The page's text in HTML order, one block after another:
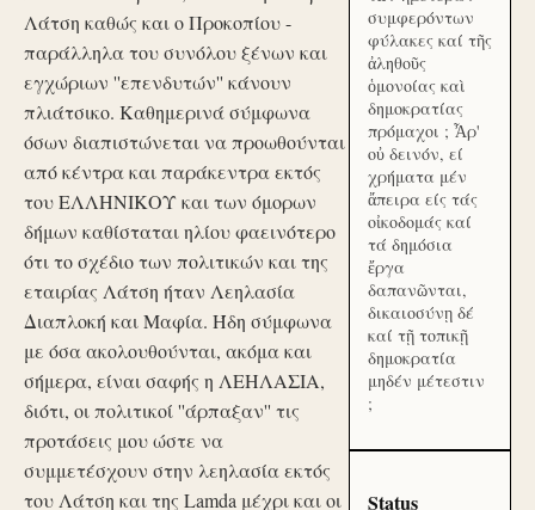
Λάτση καθώς και ο Προκοπίου -
παράλληλα του συνόλου ξένων και
εγχώριων ''επενδυτών'' κάνουν
πλιάτσικο. Καθημερινά σύμφωνα
όσων διαπιστώνεται να προωθούνται
από κέντρα και παράκεντρα εκτός
του ΕΛΛΗΝΙΚΟΥ και των όμορων
δήμων καθίσταται ηλίου φαεινότερο
ότι το σχέδιο των πολιτικών και της
εταιρίας Λάτση ήταν Λεηλασία
Διαπλοκή και Μαφία. Ήδη σύμφωνα
με όσα ακολουθούνται, ακόμα και
σήμερα, είναι σαφής η ΛΕΗΛΑΣΙΑ,
διότι, οι πολιτικοί ''άρπαξαν'' τις
προτάσεις μου ώστε να
συμμετέσχουν στην λεηλασία εκτός
του Λάτση και της Lamda μέχρι και οι
συμφερόντων
φύλακες καί τῆς
ἀληθοῦς
ὁμονοίας καὶ
δημοκρατίας
πρόμαχοι ; Ἆρ'
οὐ δεινόν, εί
χρήματα μέν
ἄπειρα είς τάς
οἰκοδομάς καί
τά δημόσια
ἔργα
δαπανῶνται,
δικαιοσύνῃ δέ
καί τῇ τοπικῇ
δημοκρατία
μηδέν μέτεστιν
;
Status